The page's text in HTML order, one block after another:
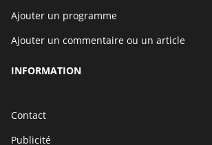
Ajouter un programme
Ajouter un commentaire ou un article
INFORMATION
Contact
Publicité